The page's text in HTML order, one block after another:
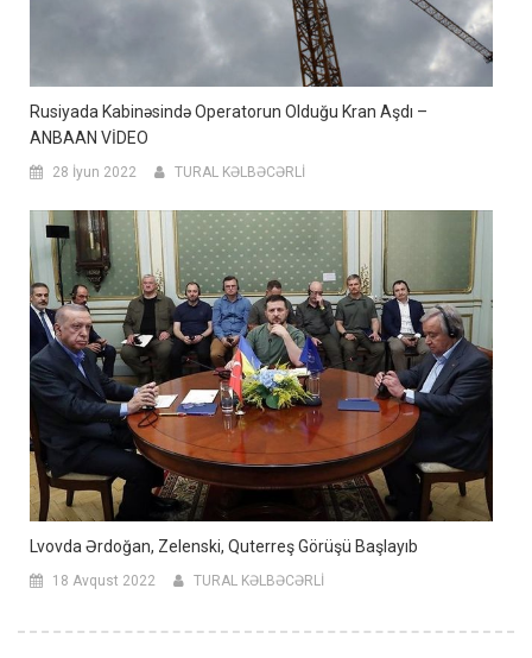
Rusiyada Kabinəsində Operatorun Olduğu Kran Aşdı –
ANBAAN VİDEO
28 İyun 2022 TURAL KƏLBƏCƏRLİ
Lvovda Ərdoğan, Zelenski, Quterreş Görüşü Başlayıb
18 Avqust 2022 TURAL KƏLBƏCƏRLİ